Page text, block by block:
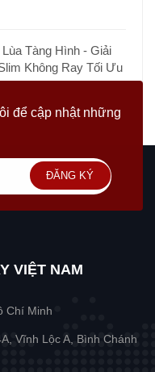
Tàng Hình - Giải
Không Ray Tối Ưu
để cập nhật những
ĐĂNG KÝ
VIỆT NAM
Chí Minh
Vĩnh Lộc A, Bình Chánh